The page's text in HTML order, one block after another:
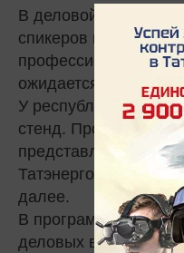
В деловой
спикеров и
профессиональные
ожидается более 40
У республики
стенд.
представляют
Татэнерго,
далее.
В программе у
деловых встреч, а